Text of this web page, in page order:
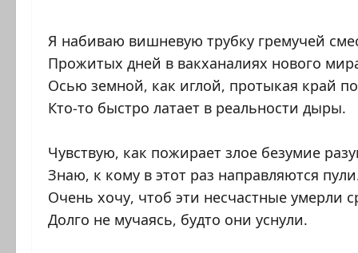
Я набиваю вишневую трубку гремучей
Прожитых дней в вакханалиях нового
Осью земной, как иглой, протыкая край
Кто-то быстро латает в реальности дыры.
Чувствую, как пожирает злое безумие
Знаю, к кому в этот раз направляются
Очень хочу, чтоб эти несчастные умерли
Долго не мучаясь, будто они уснули.